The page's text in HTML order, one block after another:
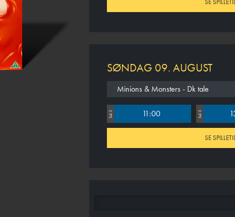
SØNDAG 09. AUGUST
Minions & Monsters - Dk tale
Sal 3 11:00 Sal 3
SE